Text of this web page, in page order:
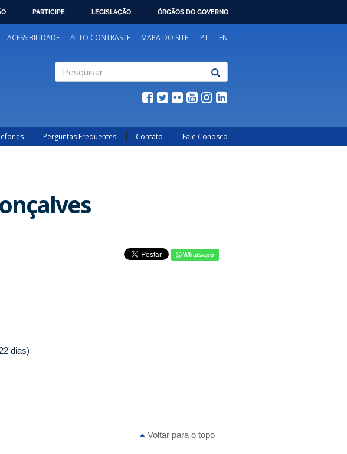
PARTICIPE LEGISLAÇÃO ÓRGÃOS DO GOVERNO
PT EN
ACESSIBILIDADE ALTO CONTRASTE MAPA DO SITE
Perguntas Frequentes Contato Fale Conosco
Whatsapp
dias)
Voltar para o topo